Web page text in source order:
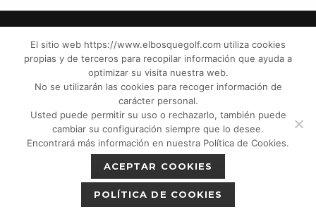
© El Bosque Club de Golf |Aviso Legal|
Política de Privacidad| Política de Cookies
Política de devoluciones|
Protección de Menores CPM”|
El sitio web https://www.elbosquegolf.com utiliza cookies
propias y de terceros para recopilar información que ayuda a
optimizar su visita nuestra web.
No se utilizarán las cookies para recoger información de
carácter personal.
Usted puede permitir su uso o rechazarlo, también puede
cambiar su configuración siempre que lo desee.
Encontrará más información en nuestra Política de Cookies.
ACEPTAR COOKIES
POLÍTICA DE COOKIES